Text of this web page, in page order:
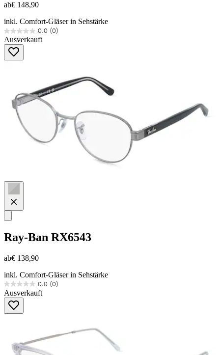
ab€ 148,90
inkl. Comfort-Gläser in Sehstärke
0.0 (0)
0.0
von
Sternen.
Ausverkauft
Ray-Ban RX6543
ab€ 138,90
inkl. Comfort-Gläser in Sehstärke
0.0 (0)
0.0
von
Sternen.
Ausverkauft